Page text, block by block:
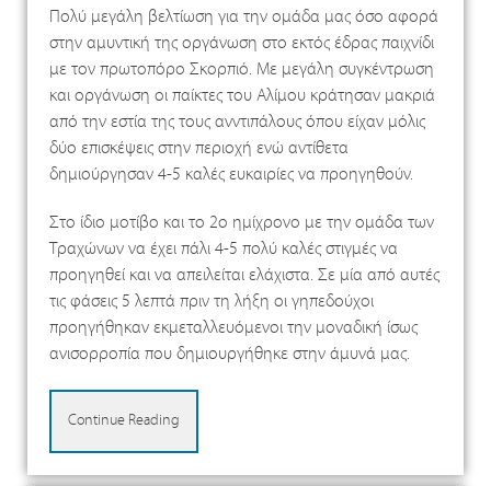
Πολύ μεγάλη βελτίωση για την ομάδα μας όσο αφορά
στην αμυντική της οργάνωση στο εκτός έδρας παιχνίδι
με τον πρωτοπόρο Σκορπιό. Με μεγάλη συγκέντρωση
και οργάνωση οι παίκτες του Αλίμου κράτησαν μακριά
από την εστία της τους ανντιπάλους όπου είχαν μόλις
δύο επισκέψεις στην περιοχή ενώ αντίθετα
δημιούργησαν 4-5 καλές ευκαιρίες να προηγηθούν.
Στο ίδιο μοτίβο και το 2ο ημίχρονο με την ομάδα των
Τραχώνων να έχει πάλι 4-5 πολύ καλές στιγμές να
προηγηθεί και να απειλείται ελάχιστα. Σε μία από αυτές
τις φάσεις 5 λεπτά πριν τη λήξη οι γηπεδούχοι
προηγήθηκαν εκμεταλλευόμενοι την μοναδική ίσως
ανισορροπία που δημιουργήθηκε στην άμυνά μας.
Continue Reading